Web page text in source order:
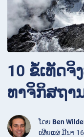
10 ຂໍ້ເທັດ
ທາຈິກິສຖາ
ໂດຍ Ben
ເຜີຍແຜ່ ມີນາ